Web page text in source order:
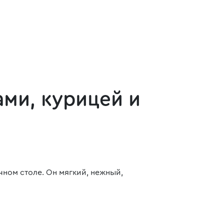
курицей и
столе. Он мягкий, нежный,